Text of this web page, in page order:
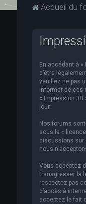
Accueil du
En accédant à «
d’être
veuillez ne pas
informer de ces
« Impression
jour.
Nos forums
sous la «
discussions sur
nous
Vous acceptez
transgresser la
respectez pas
d’accès à
acceptez le fait